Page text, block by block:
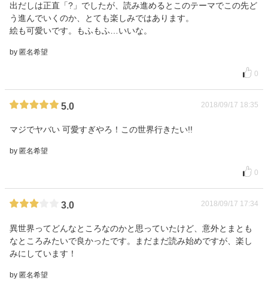
出だしは正直「?」でしたが、読み進めるとこのテーマでこの先ど
う進んでいくのか、とても楽しみではあります。
絵も可愛いです。もふもふ…いいな。
by 匿名希望
0
5.0 2018/09/17 18:35
マジでヤバい 可愛すぎやろ！この世界行きたい!!
by 匿名希望
0
3.0 2018/09/17 17:34
異世界ってどんなところなのかと思っていたけど、意外とまとも
なところみたいで良かったです。まだまだ読み始めですが、楽し
みにしています！
by 匿名希望